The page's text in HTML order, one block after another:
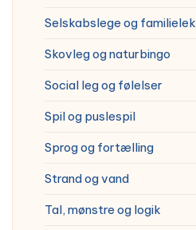
Selskabslege og familielek
Skovleg og naturbingo
Social leg og følelser
Spil og puslespil
Sprog og fortælling
Strand og vand
Tal, mønstre og logik